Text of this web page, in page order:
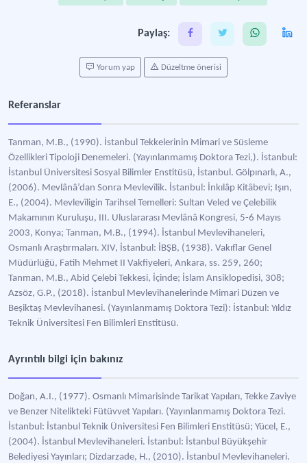
Paylaş:
Yorum yap Düzeltme önerisi
Referanslar
Tanman, M.B., (1990). İstanbul Tekkelerinin Mimari ve Süsleme
Özellikleri Tipoloji Denemeleri. (Yayınlanmamış Doktora Tezi,). İstanbul:
İstanbul Üniversitesi Sosyal Bilimler Enstitüsü, İstanbul. Gölpınarlı, A.,
(2006). Mevlânâ’dan Sonra Mevlevîlik. İstanbul: İnkılâp Kitâbevi; Işın,
E., (2004). Mevlevîligin Tarihsel Temelleri: Sultan Veled ve Çelebilik
Makamının Kuruluşu, III. Uluslararası Mevlânâ Kongresi, 5-6 Mayıs
2003, Konya; Tanman, M.B., (1994). İstanbul Mevlevihaneleri,
Osmanlı Araştırmaları. XIV, İstanbul: İBŞB, (1938). Vakıflar Genel
Müdürlüğü, Fatih Mehmet II Vakfiyeleri, Ankara, ss. 259, 260;
Tanman, M.B., Abid Çelebi Tekkesi, İçinde; İslam Ansiklopedisi, 308;
Azsöz, G.P., (2018). İstanbul Mevlevihanelerinde Mimari Düzen ve
Beşiktaş Mevlevihanesi. (Yayınlanmamış Doktora Tezi): İstanbul: Yıldız
Teknik Üniversitesi Fen Bilimleri Enstitüsü.
Ayrıntılı bilgi için bakınız
Doğan, A.I., (1977). Osmanlı Mimarisinde Tarikat Yapıları, Tekke Zaviye
ve Benzer Nitelikteki Fütüvvet Yapıları. (Yayınlanmamış Doktora Tezi.
İstanbul: İstanbul Teknik Üniversitesi Fen Bilimleri Enstitüsü; Yücel, E.,
(2004). İstanbul Mevlevihaneleri. İstanbul: İstanbul Büyükşehir
Belediyesi Yayınları; Dizdarzade, H., (2010). İstanbul Mevlevihaneleri.